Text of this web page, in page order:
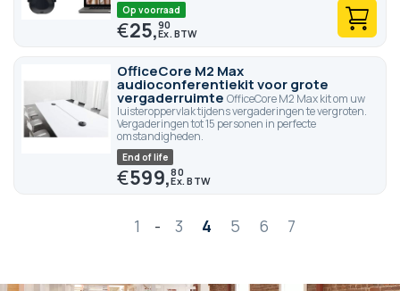
Op voorraad
€25,90
OfficeCore M2 Max
audioconferentiekit voor grote
vergaderruimte OfficeCore M2 Max kit om uw
luisteroppervlak tijdens vergaderingen te vergroten.
Vergaderingen tot 15 personen in perfecte
omstandigheden.
End of life
€599,80
Pagina1 - 3 4 5 6 7